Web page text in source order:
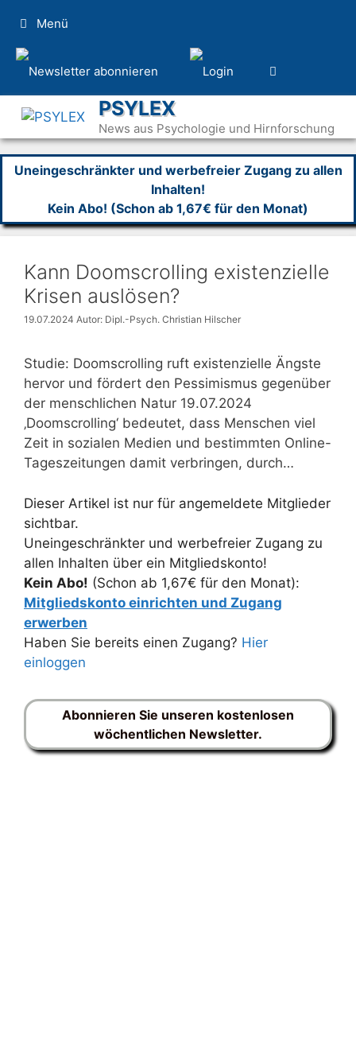
Inhalt
springen
Menü
PSYLEX
News aus Psychologie und Hirnforschung
Uneingeschränkter und werbefreier Zugang zu allen
Inhalten!
Kein Abo! (Schon ab 1,67€ für den Monat)
Kann Doomscrolling existenzielle
Krisen auslösen?
19.07.2024 Autor: Dipl.-Psych. Christian Hilscher
Studie: Doomscrolling ruft existenzielle Ängste
hervor und fördert den Pessimismus gegenüber
der menschlichen Natur 19.07.2024
‚Doomscrolling‘ bedeutet, dass Menschen viel
Zeit in sozialen Medien und bestimmten Online-
Tageszeitungen damit verbringen, durch…
Dieser Artikel ist nur für angemeldete Mitglieder
sichtbar.
Uneingeschränkter und werbefreier Zugang zu
allen Inhalten über ein Mitgliedskonto!
Kein Abo! (Schon ab 1,67€ für den Monat):
Mitgliedskonto einrichten und Zugang
erwerben
Haben Sie bereits einen Zugang? Hier
einloggen
Abonnieren Sie unseren kostenlosen
wöchentlichen Newsletter.